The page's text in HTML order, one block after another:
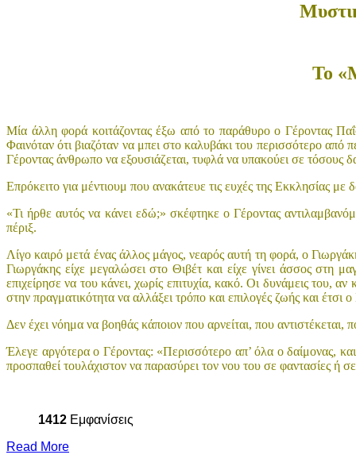
Το
Μία άλλη φορά κοιτάζοντας έξω από το παράθυρο ο Γέροντας
Φαινόταν ότι βιαζόταν να μπει στο καλυβάκι του περισσότερο
Γέροντας άνθρωπο να εξουσιάζεται, τυφλά να υπακούει σε τόσους
Επρόκειτο για μέντιουμ που ανακάτευε τις ευχές της Εκκλησίας
«Τι ήρθε αυτός να κάνει εδώ;» σκέφτηκε ο Γέροντας
πέριξ.
Λίγο καιρό μετά ένας άλλος μάγος, νεαρός αυτή τη φορά, ο
Γιωργάκης είχε μεγαλώσει στο Θιβέτ και είχε γίνει άσσος
επιχείρησε να του κάνει, χωρίς επιτυχία, κακό. Οι δυνάμεις του,
στην πραγματικότητα να αλλάξει τρόπο και επιλογές ζωής και
Δεν έχει νόημα να βοηθάς κάποιον που αρνείται, που αντιστέκεται,
Έλεγε αργότερα ο Γέροντας: «Περισσότερο απ’ όλα ο δαίμονας,
προσπαθεί τουλάχιστον να παρασύρει τον νου του σε φαντασίες ή
1412 Εμφανίσεις
Read More